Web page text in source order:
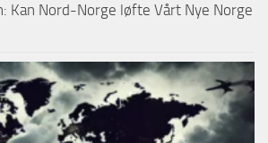
Kan Nord-Norge løfte Vårt Nye Norge